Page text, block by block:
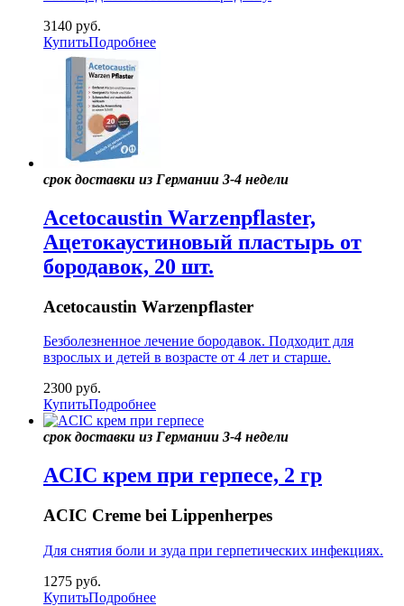
3140 руб.
КупитьПодробнее
срок доставки из Германии 3-4 недели
Acetocaustin Warzenpflaster,
Ацетокаустиновый пластырь от
бородавок, 20 шт.
Acetocaustin Warzenpflaster
Безболезненное лечение бородавок. Подходит для
взрослых и детей в возрасте от 4 лет и старше.
2300 руб.
КупитьПодробнее
срок доставки из Германии 3-4 недели
ACIC крем при герпесе, 2 гр
ACIC Creme bei Lippenherpes
Для снятия боли и зуда при герпетических инфекциях.
1275 руб.
КупитьПодробнее